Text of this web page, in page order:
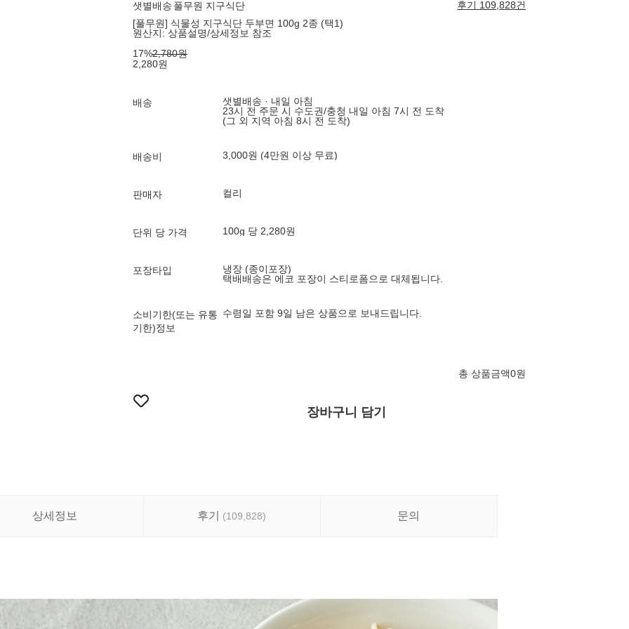
샛별배송 풀무원 지구식단
후기 109,828건
[풀무원] 식물성 지구식단 두부면 100g 2종 (택1)
원산지: 상품설명/상세정보 참조
17%2,780원
2,280원
배송
샛별배송 · 내일 아침
23시 전 주문 시 수도권/충청 내일 아침 7시 전 도착
(그 외 지역 아침 8시 전 도착)
배송비 3,000원 (4만원 이상 무료)
판매자 컬리
단위 당 가격 100g 당 2,280원
포장타입
냉장 (종이포장)
택배배송은 에코 포장이 스티로폼으로 대체됩니다.
소비기한(또는 유통
기한)정보
수령일 포함 9일 남은 상품으로 보내드립니다.
총 상품금액0원
장바구니 담기
상세정보 후기 (109,828) 문의